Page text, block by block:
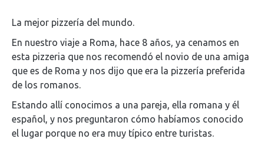
La mejor pizzería del mundo.
En nuestro viaje a Roma, hace 8 años, ya cenamos en
esta pizzeria que nos recomendó el novio de una amiga
que es de Roma y nos dijo que era la pizzería preferida
de los romanos.
Estando allí conocimos a una pareja, ella romana y él
español, y nos preguntaron cómo habíamos conocido
el lugar porque no era muy típico entre turistas.